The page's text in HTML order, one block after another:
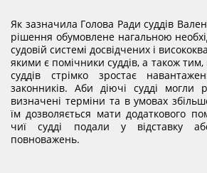
КОНФЛІКТ
НОРМАТИВИ
ГАЛЕРЕЯ
Як зазначила Голова Ради суддів
рішення обумовлене нагальною
судовій системі досвідчених і
якими є помічники суддів, а також
суддів стрімко зростає
законників. Аби діючі судді могли
визначені терміни та в умовах
їм дозволяється мати додаткового
чиї судді подали у відставку
повноважень.